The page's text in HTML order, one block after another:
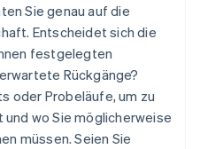
Sie genau auf die
Entscheidet sich die
festgelegten
Rückgänge?
oder Probeläufe, um zu
und wo Sie möglicherweise
müssen. Seien Sie